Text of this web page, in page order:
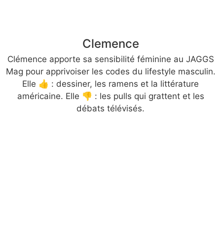
Clemence
Clémence apporte sa sensibilité féminine au JAGGS
Mag pour apprivoiser les codes du lifestyle masculin.
Elle 👍 : dessiner, les ramens et la littérature
américaine. Elle 👎 : les pulls qui grattent et les
débats télévisés.